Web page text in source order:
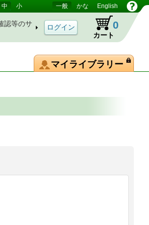
中 小 一般 かな English
認等のサ
カート
0
マイライブラリー